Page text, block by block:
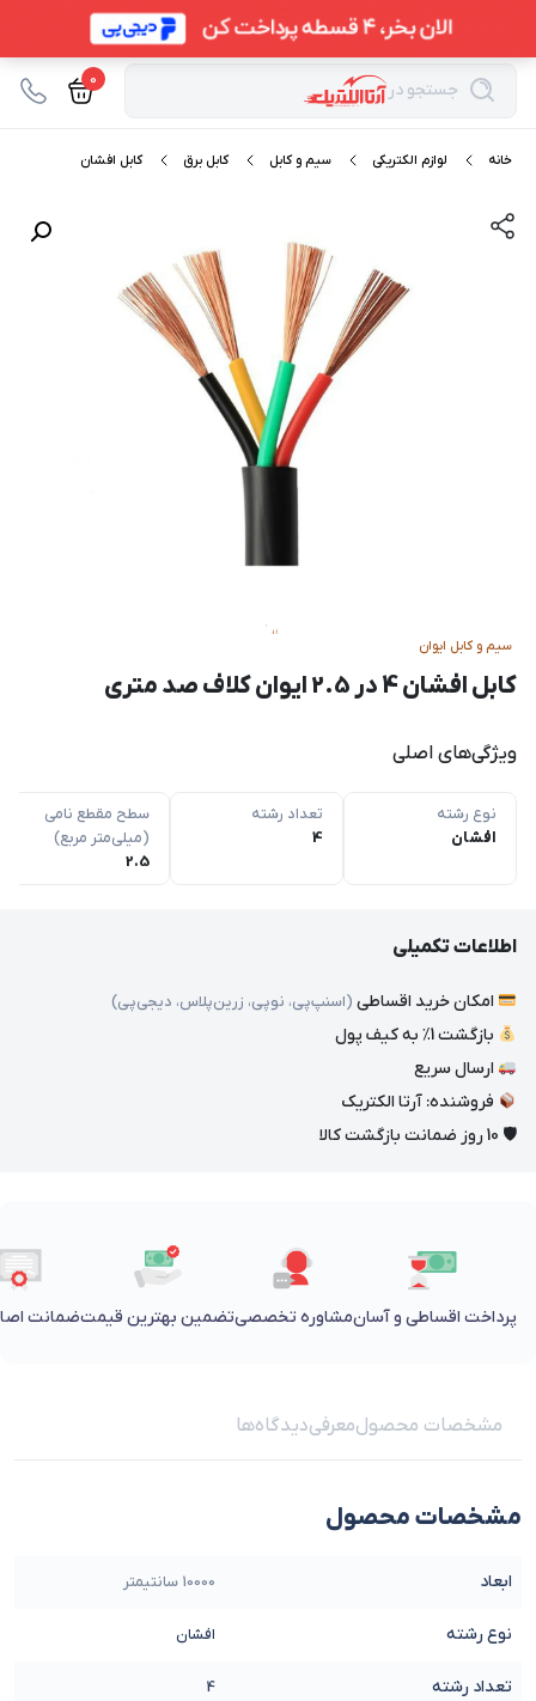
جستجو در 0
خانه لوازم الکتریکی سیم و کابل کابل برق کابل افشان
سیم و کابل ایوان
کابل افشان 4 در 2.5 ایوان کلاف صد متری
ویژگی‌های اصلی
نوع رشته
افشان
تعداد رشته
4
سطح مقطع نامی
(میلی‌متر مربع)
2.5
اطلاعات تکمیلی
امکان خرید اقساطی (اسنپ‌پی، نوپی، زرین‌پلاس، دیجی‌پی)
بازگشت 1٪ به کیف پول
ارسال سریع
فروشنده: آرتا الکتریک
🛡 10 روز ضمانت بازگشت کالا
پرداخت اقساطی و آسانمشاوره تخصصیتضمین بهترین قیمتضمانت
مشخصات محصولمعرفیدیدگاه‌ها
مشخصات محصول
ابعاد 10000 سانتیمتر
نوع رشته افشان
تعداد رشته 4